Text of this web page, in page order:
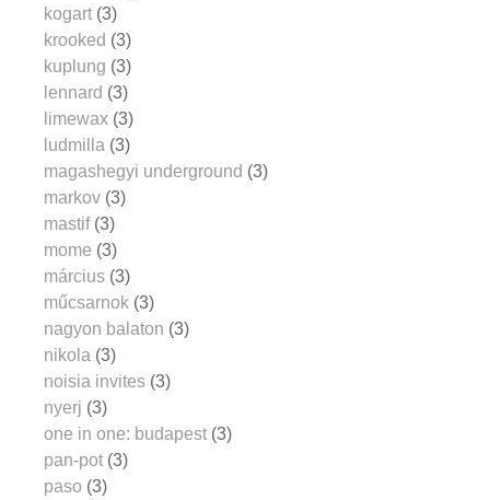
kogart (3)
krooked (3)
kuplung (3)
lennard (3)
limewax (3)
ludmilla (3)
magashegyi underground (3)
markov (3)
mastif (3)
mome (3)
március (3)
műcsarnok (3)
nagyon balaton (3)
nikola (3)
noisia invites (3)
nyerj (3)
one in one: budapest (3)
pan-pot (3)
paso (3)